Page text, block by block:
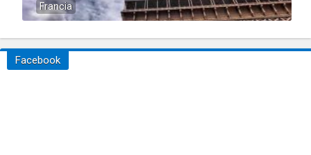
Francia
Facebook